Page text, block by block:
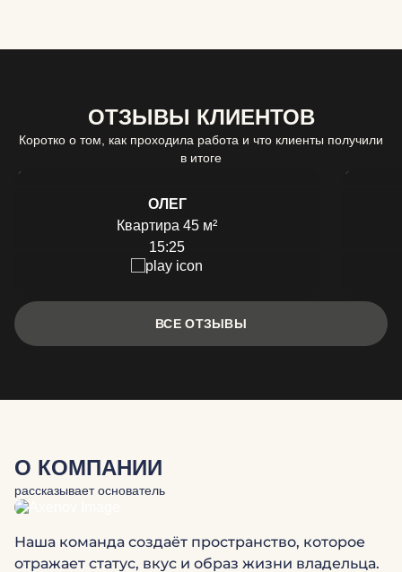
ОТЗЫВЫ КЛИЕНТОВ
Коротко о том, как проходила работа и что клиенты получили
в итоге
ОЛЕГ
Квартира 45 м²
15:25
ВСЕ ОТЗЫВЫ
О КОМПАНИИ
рассказывает основатель
Наша команда создаёт пространство, которое
отражает статус, вкус и образ жизни владельца.